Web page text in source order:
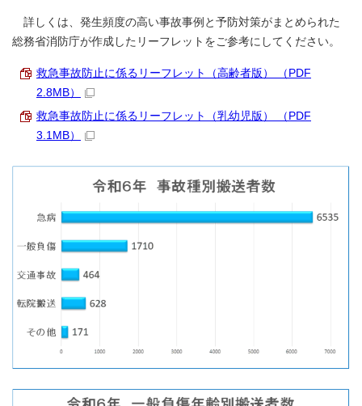
詳しくは、発生頻度の高い事故事例と予防対策がまとめられた
総務省消防庁が作成したリーフレットをご参考にしてください。
救急事故防止に係るリーフレット（高齢者版） （PDF
2.8MB）
救急事故防止に係るリーフレット（乳幼児版） （PDF
3.1MB）